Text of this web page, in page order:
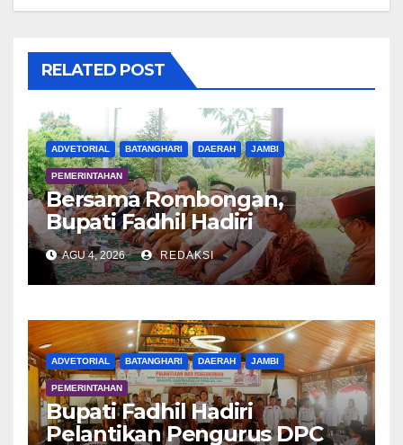
RELATED POST
ADVETORIAL BATANGHARI DAERAH JAMBI
PEMERINTAHAN
Bersama Rombongan,
Bupati Fadhil Hadiri
Syukuran Tanam Padi di
Terusan
AGU 4, 2026 REDAKSI
ADVETORIAL BATANGHARI DAERAH JAMBI
PEMERINTAHAN
Bupati Fadhil Hadiri
Pelantikan Pengurus DPC